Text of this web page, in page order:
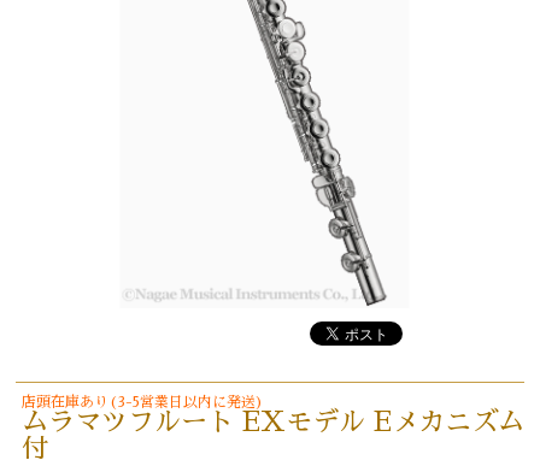
店頭在庫あり(3-5営業日以内に発送)
ムラマツフルート EXモデル Eメカニズム
付